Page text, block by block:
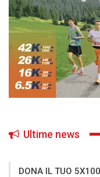
Ultime news
DONA IL TUO